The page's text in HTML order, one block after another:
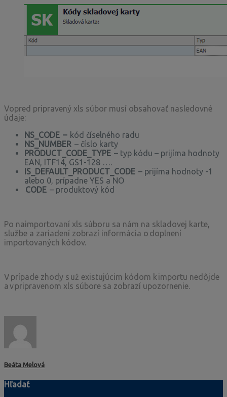
Vopred pripravený xls súbor musí obsahovať nasledovné
údaje:
NS_CODE – kód číselného radu
NS_NUMBER – číslo karty
PRODUCT_CODE_TYPE – typ kódu – prijíma hodnoty
EAN, ITF14, GS1-128 ….
IS_DEFAULT_PRODUCT_CODE – prijíma hodnoty -1
alebo 0, prípadne YES a NO
CODE – produktový kód
Po naimportovaní xls súboru sa nám na skladovej karte,
službe a zariadení zobrazí informácia o doplnení
importovaných kódov.
V prípade zhody s už existujúcim kódom k importu nedôjde
a v pripravenom xls súbore sa zobrazí upozornenie.
Beáta Melová
Hľadať